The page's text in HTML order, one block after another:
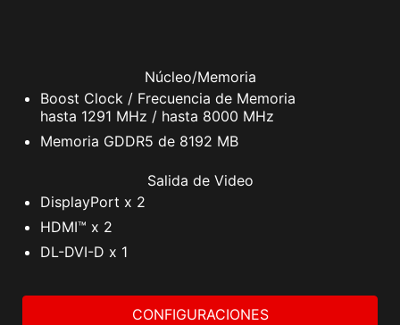
Núcleo/Memoria
Boost Clock / Frecuencia de Memoria
hasta 1291 MHz / hasta 8000 MHz
Memoria GDDR5 de 8192 MB
Salida de Video
DisplayPort x 2
HDMI™ x 2
DL-DVI-D x 1
CONFIGURACIONES